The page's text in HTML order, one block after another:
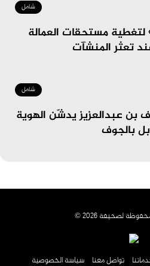
شامل
لتغطية مستحقات العمالة
تعثر المنشآت
شامل
بن عبدالعزيز يدشّن الهوية
بالجوف
لصحيفة 2026 ©
تواصل معنا سياسة الخصوصية